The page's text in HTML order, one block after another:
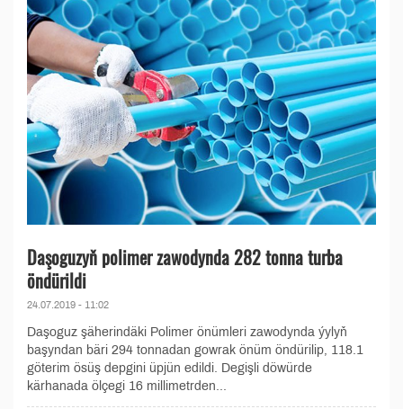
Daşoguzyň polimer zawodynda 282 tonna turba
öndürildi
24.07.2019 - 11:02
Daşoguz şäherindäki Polimer önümleri zawodynda ýylyň
başyndan bäri 294 tonnadan gowrak önüm öndürilip, 118.1
göterim ösüş depgini üpjün edildi. Degişli döwürde
kärhanada ölçegi 16 millimetrden...